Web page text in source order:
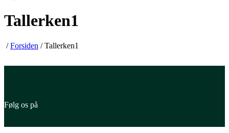
Tallerken1
/Forsiden /Tallerken1
Følg os på